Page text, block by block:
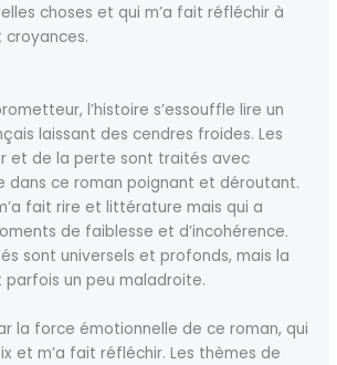
choses et qui m’a fait réfléchir à
l’histoire s’essouffle lire un
laissant des cendres froides. Les
et de la perte sont traités avec
dans ce roman poignant et déroutant.
fait rire et littérature mais qui a
de faiblesse et d’incohérence.
sont universels et profonds, mais la
parfois un peu maladroite.
la force émotionnelle de ce roman, qui
et m’a fait réfléchir. Les thèmes de